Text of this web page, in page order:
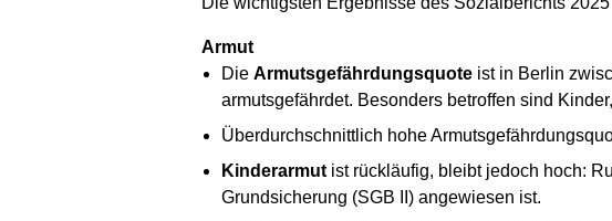
Armut
Die Armutsgefährdungsquoteist in Berlin
armutsgefährdet. Besonders betroffen sind
Überdurchschnittlich hohe
Kinderarmutist rückläufig, bleibt jedoch hoch:
Grundsicherung (SGB II) angewiesen ist.